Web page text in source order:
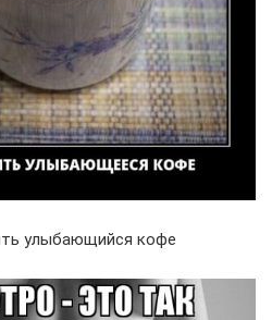
улыбающийся кофе